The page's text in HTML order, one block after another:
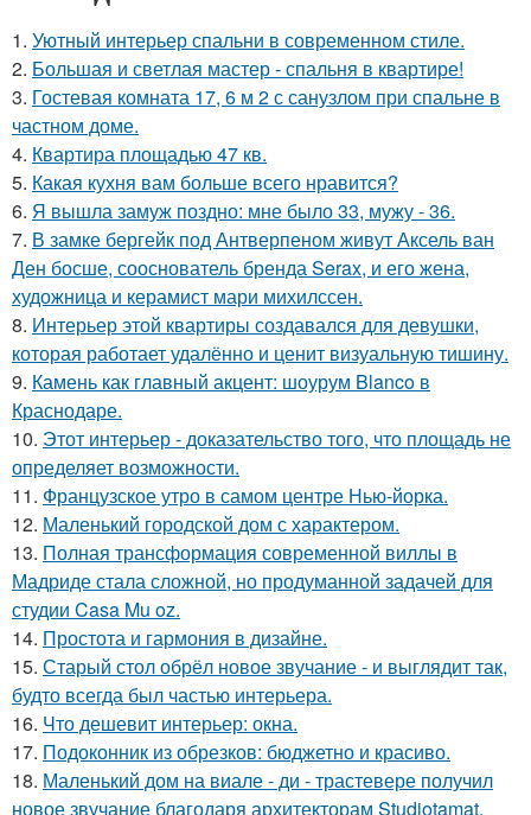
1. Уютный интерьер спальни в современном стиле.
2. Большая и светлая мастер - спальня в квартире!
3. Гостевая комната 17, 6 м 2 с санузлом при спальне в
частном доме.
4. Квартира площадью 47 кв.
5. Какая кухня вам больше всего нравится?
6. Я вышла замуж поздно: мне было 33, мужу - 36.
7. В замке бергейк под Антверпеном живут Аксель ван
Ден босше, сооснователь бренда Serax, и его жена,
художница и керамист мари михилссен.
8. Интерьер этой квартиры создавался для девушки,
которая работает удалённо и ценит визуальную тишину.
9. Камень как главный акцент: шоурум Blanco в
Краснодаре.
10. Этот интерьер - доказательство того, что площадь не
определяет возможности.
11. Французское утро в самом центре Нью-йорка.
12. Маленький городской дом с характером.
13. Полная трансформация современной виллы в
Мадриде стала сложной, но продуманной задачей для
студии Casa Mu oz.
14. Простота и гармония в дизайне.
15. Старый стол обрёл новое звучание - и выглядит так,
будто всегда был частью интерьера.
16. Что дешевит интерьер: окна.
17. Подоконник из обрезков: бюджетно и красиво.
18. Маленький дом на виале - ди - трастевере получил
новое звучание благодаря архитекторам Studiotamat.